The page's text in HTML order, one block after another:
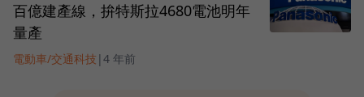
百億建產線，拚特斯拉4680電池明年
量產
電動車/交通科技 | 4 年前